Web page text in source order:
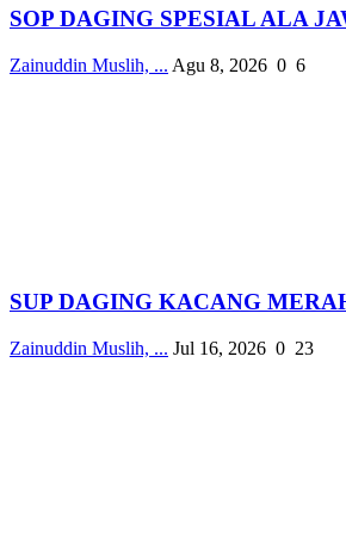
SOP DAGING SPESIAL ALA
Zainuddin Muslih, ... Agu 8, 2026 0 6
SUP DAGING KACANG
Zainuddin Muslih, ... Jul 16, 2026 0 23